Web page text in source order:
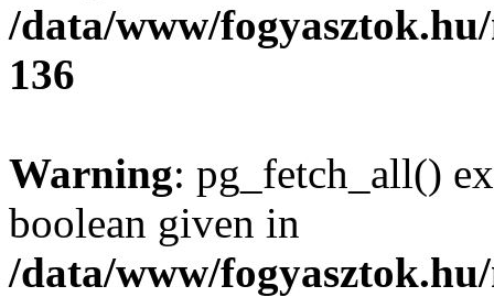
/data/www/
136
Warning: pg_fetch_all()
boolean given in
/data/www/